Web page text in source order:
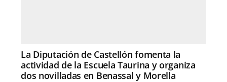
La Diputación de Castellón fomenta la
actividad de la Escuela Taurina y organiza
dos novilladas en Benassal y Morella